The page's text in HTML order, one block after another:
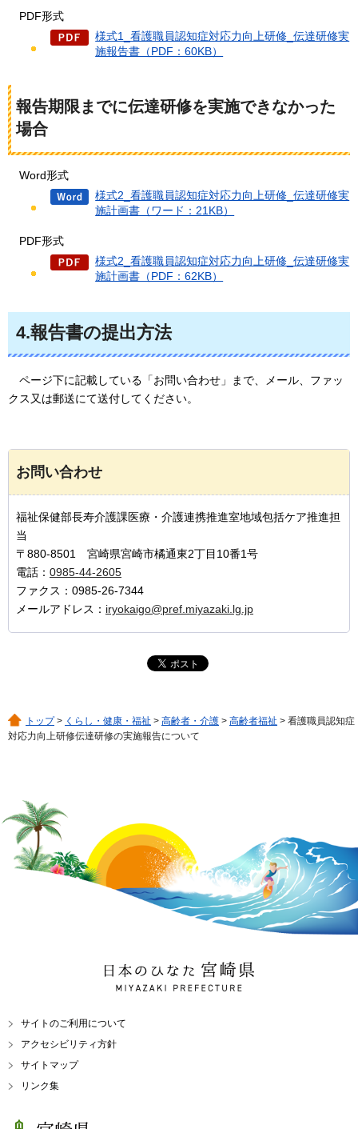
PDF形式
様式1_看護職員認知症対応力向上研修_伝達研修実
施報告書（PDF：60KB）
報告期限までに伝達研修を実施できなかった
場合
Word形式
様式2_看護職員認知症対応力向上研修_伝達研修実
施計画書（ワード：21KB）
PDF形式
様式2_看護職員認知症対応力向上研修_伝達研修実
施計画書（PDF：62KB）
4.報告書の提出方法
ページ下に記載している「お問い合わせ」まで、メール、ファッ
クス又は郵送にて送付してください。
お問い合わせ
福祉保健部長寿介護課医療・介護連携推進室地域包括ケア推進担
当
〒880-8501 宮崎県宮崎市橘通東2丁目10番1号
電話： 0985-44-2605
ファクス：0985-26-7344
メールアドレス： iryokaigo@pref.miyazaki.lg.jp
トップ> くらし・健康・福祉 > 高齢者・介護 > 高齢者福祉 > 看護職員認知症
対応力向上研修伝達研修の実施報告について
日本のひなた 宮崎県
MIYAZAKI PREFECTURE
サイトのご利用について
アクセシビリティ方針
サイトマップ
リンク集